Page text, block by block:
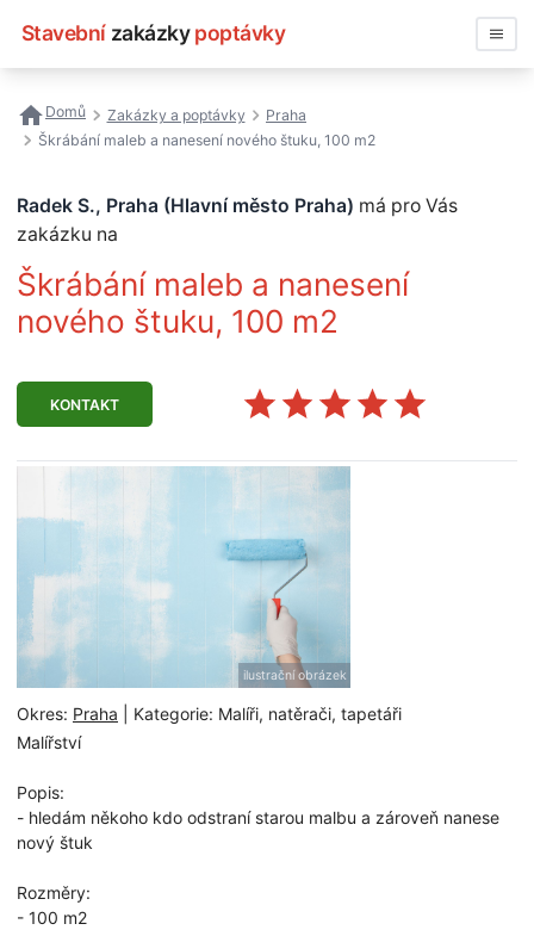
Stavební zakázky poptávky
Všechny zakázky
Nejčastější vyhledávání
Domů Zakázky a poptávky
Praha
Škrábání maleb a nanesení nového štuku, 100 m2
Radek S., Praha (Hlavní město Praha) má pro Vás
zakázku na
Škrábání maleb a nanesení
nového štuku, 100 m2
KONTAKT
Okres: Praha | Kategorie: Malíři, natěrači, tapetáři
Malířství
Popis:
- hledám někoho kdo odstraní starou malbu a zároveň nanese
nový štuk
Rozměry:
- 100 m2
ilustrační obrázek